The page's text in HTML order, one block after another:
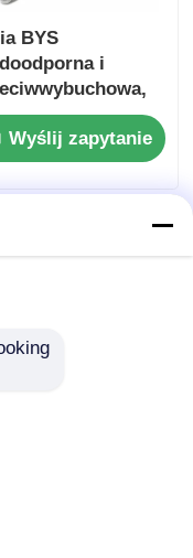
BYS
i
lampa
LED
Wyślij zapytanie